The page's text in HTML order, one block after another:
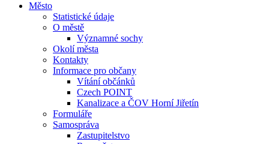
Město
Statistické údaje
O městě
Významné sochy
Okolí města
Kontakty
Informace pro občany
Vítání občánků
Czech POINT
Kanalizace a ČOV Horní Jiřetín
Formuláře
Samospráva
Zastupitelstvo